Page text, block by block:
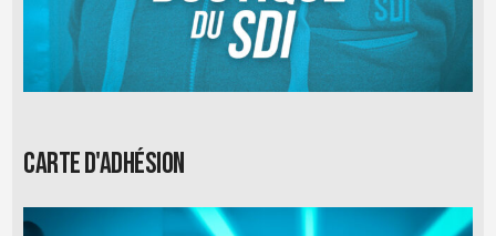
Carte d'adhésion